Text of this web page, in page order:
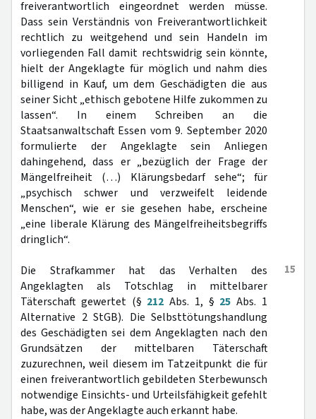
freiverantwortlich eingeordnet werden müsse.
Dass sein Verständnis von Freiverantwortlichkeit
rechtlich zu weitgehend und sein Handeln im
vorliegenden Fall damit rechtswidrig sein könnte,
hielt der Angeklagte für möglich und nahm dies
billigend in Kauf, um dem Geschädigten die aus
seiner Sicht „ethisch gebotene Hilfe zukommen zu
lassen“. In einem Schreiben an die
Staatsanwaltschaft Essen vom 9. September 2020
formulierte der Angeklagte sein Anliegen
dahingehend, dass er „bezüglich der Frage der
Mängelfreiheit (…) Klärungsbedarf sehe“; für
„psychisch schwer und verzweifelt leidende
Menschen“, wie er sie gesehen habe, erscheine
„eine liberale Klärung des Mängelfreiheitsbegriffs
dringlich“.
15
Die Strafkammer hat das Verhalten des
Angeklagten als Totschlag in mittelbarer
Täterschaft gewertet (§ 212 Abs. 1, § 25 Abs. 1
Alternative 2 StGB). Die Selbsttötungshandlung
des Geschädigten sei dem Angeklagten nach den
Grundsätzen der mittelbaren Täterschaft
zuzurechnen, weil diesem im Tatzeitpunkt die für
einen freiverantwortlich gebildeten Sterbewunsch
notwendige Einsichts- und Urteilsfähigkeit gefehlt
habe, was der Angeklagte auch erkannt habe.